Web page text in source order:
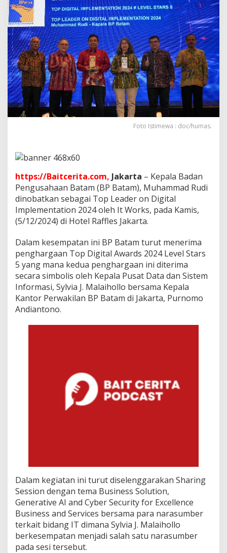
i
h
D
u
a
P
e
n
g
h
a
g
d
A
a
n
g
T
p
D
i
g
i
t
a
l
0
2
4
Foto Istimewa : doc/humas.
https://Baitcerita.com, Jakarta – Kepala Badan
Pengusahaan Batam (BP Batam), Muhammad Rudi
dinobatkan sebagai Top Leader on Digital
Implementation 2024 oleh It Works, pada Kamis,
(5/12/2024) di Hotel Raffles Jakarta.
Dalam kesempatan ini BP Batam turut menerima
penghargaan Top Digital Awards 2024 Level Stars
5 yang mana kedua penghargaan ini diterima
secara simbolis oleh Kepala Pusat Data dan Sistem
Informasi, Sylvia J. Malaihollo bersama Kepala
Kantor Perwakilan BP Batam di Jakarta, Purnomo
Andiantono.
Dalam kegiatan ini turut diselenggarakan Sharing
Session dengan tema Business Solution,
Generative AI and Cyber Security for Excellence
Business and Services bersama para narasumber
terkait bidang IT dimana Sylvia J. Malaihollo
berkesempatan menjadi salah satu narasumber
pada sesi tersebut.